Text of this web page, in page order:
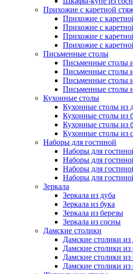
Прихожие с каретной
Прихожие с
Прихожие с
Прихожие с
Прихожие с
Письменные столы
Письменные столы
Письменные столы
Письменные столы
Письменные столы
Кухонные столы
Кухонные столы из
Кухонные столы из
Кухонные столы из
Кухонные столы из
Наборы для гостиной
Наборы для
Наборы для
Наборы для
Наборы для
Зеркала
Зеркала из дуба
Зеркала из бука
Зеркала из березы
Зеркала из сосны
Дамские столики
Дамские столики из
Дамские столики из
Дамские столики из
Дамские столики из